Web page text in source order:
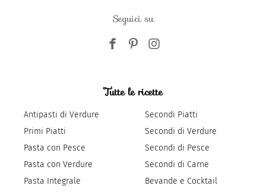
Seguici su
Tutte le ricette
Antipasti di Verdure
Primi Piatti
Pasta con Pesce
Pasta con Verdure
Pasta Integrale
Secondi Piatti
Secondi di Verdure
Secondi di Pesce
Secondi di Carne
Bevande e Cocktail